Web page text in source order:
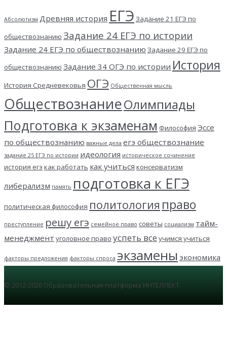
Абсолютизм Древняя история ЕГЭ Задание 21 ЕГЭ по
обществознанию Задание 24 ЕГЭ по истории
Задание 24 ЕГЭ по обществознанию Задание 29 ЕГЭ по
обществознанию Задание 34 ОГЭ по истории История
История Средневековья ОГЭ Общественная мысль
ОбществознаниеОлимпиады
Подготовка к экзаменам Философия Эссе
по обществознанию важные дела егэ обществознание
задание 25 ЕГЭ по истории идеология историческое сочинение
история егэ как работать как учиться консерватизм
либерализм память подготовка к ЕГЭ
политическая философия политология право
преступление решу егэ семейное право советы социализм тайм-
менеджмент уголовное право успеть все учимся учиться
факторы предложения факторы спроса экзамены экономика
© 2012-2026 Образовательная платформа ИНТЕЛЛЕКТ.